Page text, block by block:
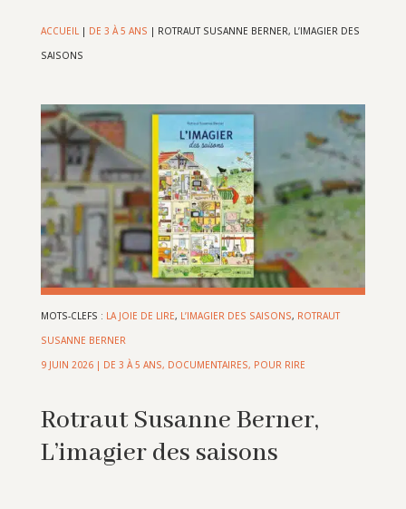
ACCUEIL| DE 3 À 5 ANS | ROTRAUT SUSANNE BERNER, L’IMAGIER DES
SAISONS
MOTS-CLEFS : LA JOIE DE LIRE, L’IMAGIER DES SAISONS, ROTRAUT
SUSANNE BERNER
9 JUIN 2026| DE 3 À 5 ANS, DOCUMENTAIRES, POUR RIRE
Rotraut Susanne Berner,
L’imagier des saisons